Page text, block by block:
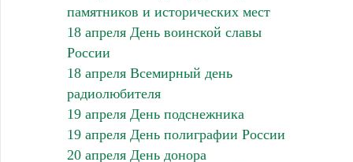
памятников и исторических мест
18 апреля День воинской славы
России
18 апреля Всемирный день
радиолюбителя
19 апреля День подснежника
19 апреля День полиграфии России
20 апреля День донора